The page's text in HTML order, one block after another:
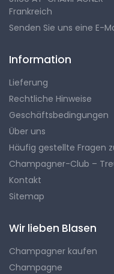
Frankreich
Senden Sie uns eine E-
Information
Lieferung
Rechtliche Hinweise
Geschäftsbedingungen
Über uns
Häufig gestellte Fragen
Champagner-Club –
Kontakt
Sitemap
Wir lieben Blasen
Champagner kaufen
Champagne